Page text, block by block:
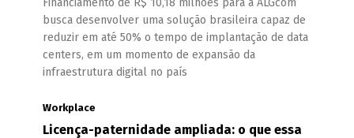
busca desenvolver uma solução brasileira capaz de
reduzir em até 50% o tempo de implantação de data
centers, em um momento de expansão da
infraestrutura digital no país
Workplace
Licença-paternidade ampliada: o que essa